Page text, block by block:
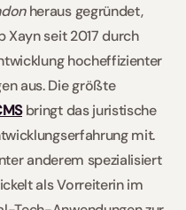
heraus gegründet,
Xayn seit 2017 durch
hocheffizienter
aus. Die größte
bringt das juristische
mit.
anderem spezialisiert
als Vorreiterin im